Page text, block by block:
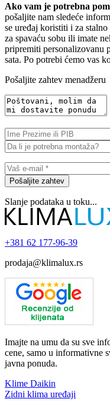
Ako vam je potrebna
pošaljite nam sledeće
se uređaj koristiti i za
za spavaću sobu ili imate
pripremiti personalizovanu
sata. Po potrebi ćemo vas
Pošaljite zahtev menadžeru
Pošaljite zahtev
Slanje podataka u toku...
+381 62 177-96-39
prodaja@klimalux.rs
Imajte na umu da su sve
cene, samo u informativne
javna ponuda.
Klime Daikin
Zidni klima uređaji